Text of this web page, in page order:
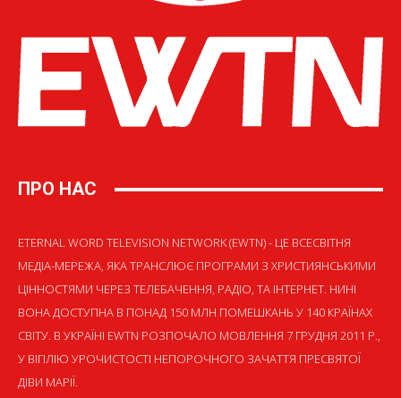
ПРО НАС
ETERNAL WORD TELEVISION NETWORK (EWTN) - ЦЕ ВСЕСВІТНЯ
МЕДІА-МЕРЕЖА, ЯКА ТРАНСЛЮЄ ПРОГРАМИ З ХРИСТИЯНСЬКИМИ
ЦІННОСТЯМИ ЧЕРЕЗ ТЕЛЕБАЧЕННЯ, РАДІО, ТА ІНТЕРНЕТ. НИНІ
ВОНА ДОСТУПНА В ПОНАД 150 МЛН ПОМЕШКАНЬ У 140 КРАЇНАХ
СВІТУ. В УКРАЇНІ EWTN РОЗПОЧАЛО МОВЛЕННЯ 7 ГРУДНЯ 2011 Р.,
У ВІГІЛІЮ УРОЧИСТОСТІ НЕПОРОЧНОГО ЗАЧАТТЯ ПРЕСВЯТОЇ
ДІВИ МАРІЇ.